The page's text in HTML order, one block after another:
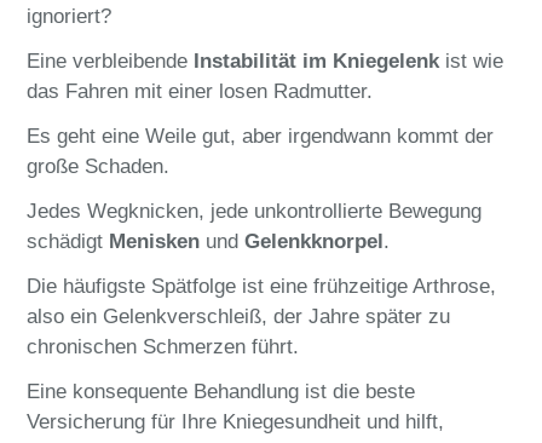
ignoriert?
Eine verbleibende Instabilität im Kniegelenk ist wie
das Fahren mit einer losen Radmutter.
Es geht eine Weile gut, aber irgendwann kommt der
große Schaden.
Jedes Wegknicken, jede unkontrollierte Bewegung
schädigt Menisken undGelenkknorpel.
Die häufigste Spätfolge ist eine frühzeitige Arthrose,
also ein Gelenkverschleiß, der Jahre später zu
chronischen Schmerzen führt.
Eine konsequente Behandlung ist die beste
Versicherung für Ihre Kniegesundheit und hilft,